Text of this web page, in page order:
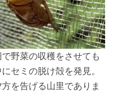
野菜の収穫をさせても
セミの脱け殻を発見。
を告げる山里でありま